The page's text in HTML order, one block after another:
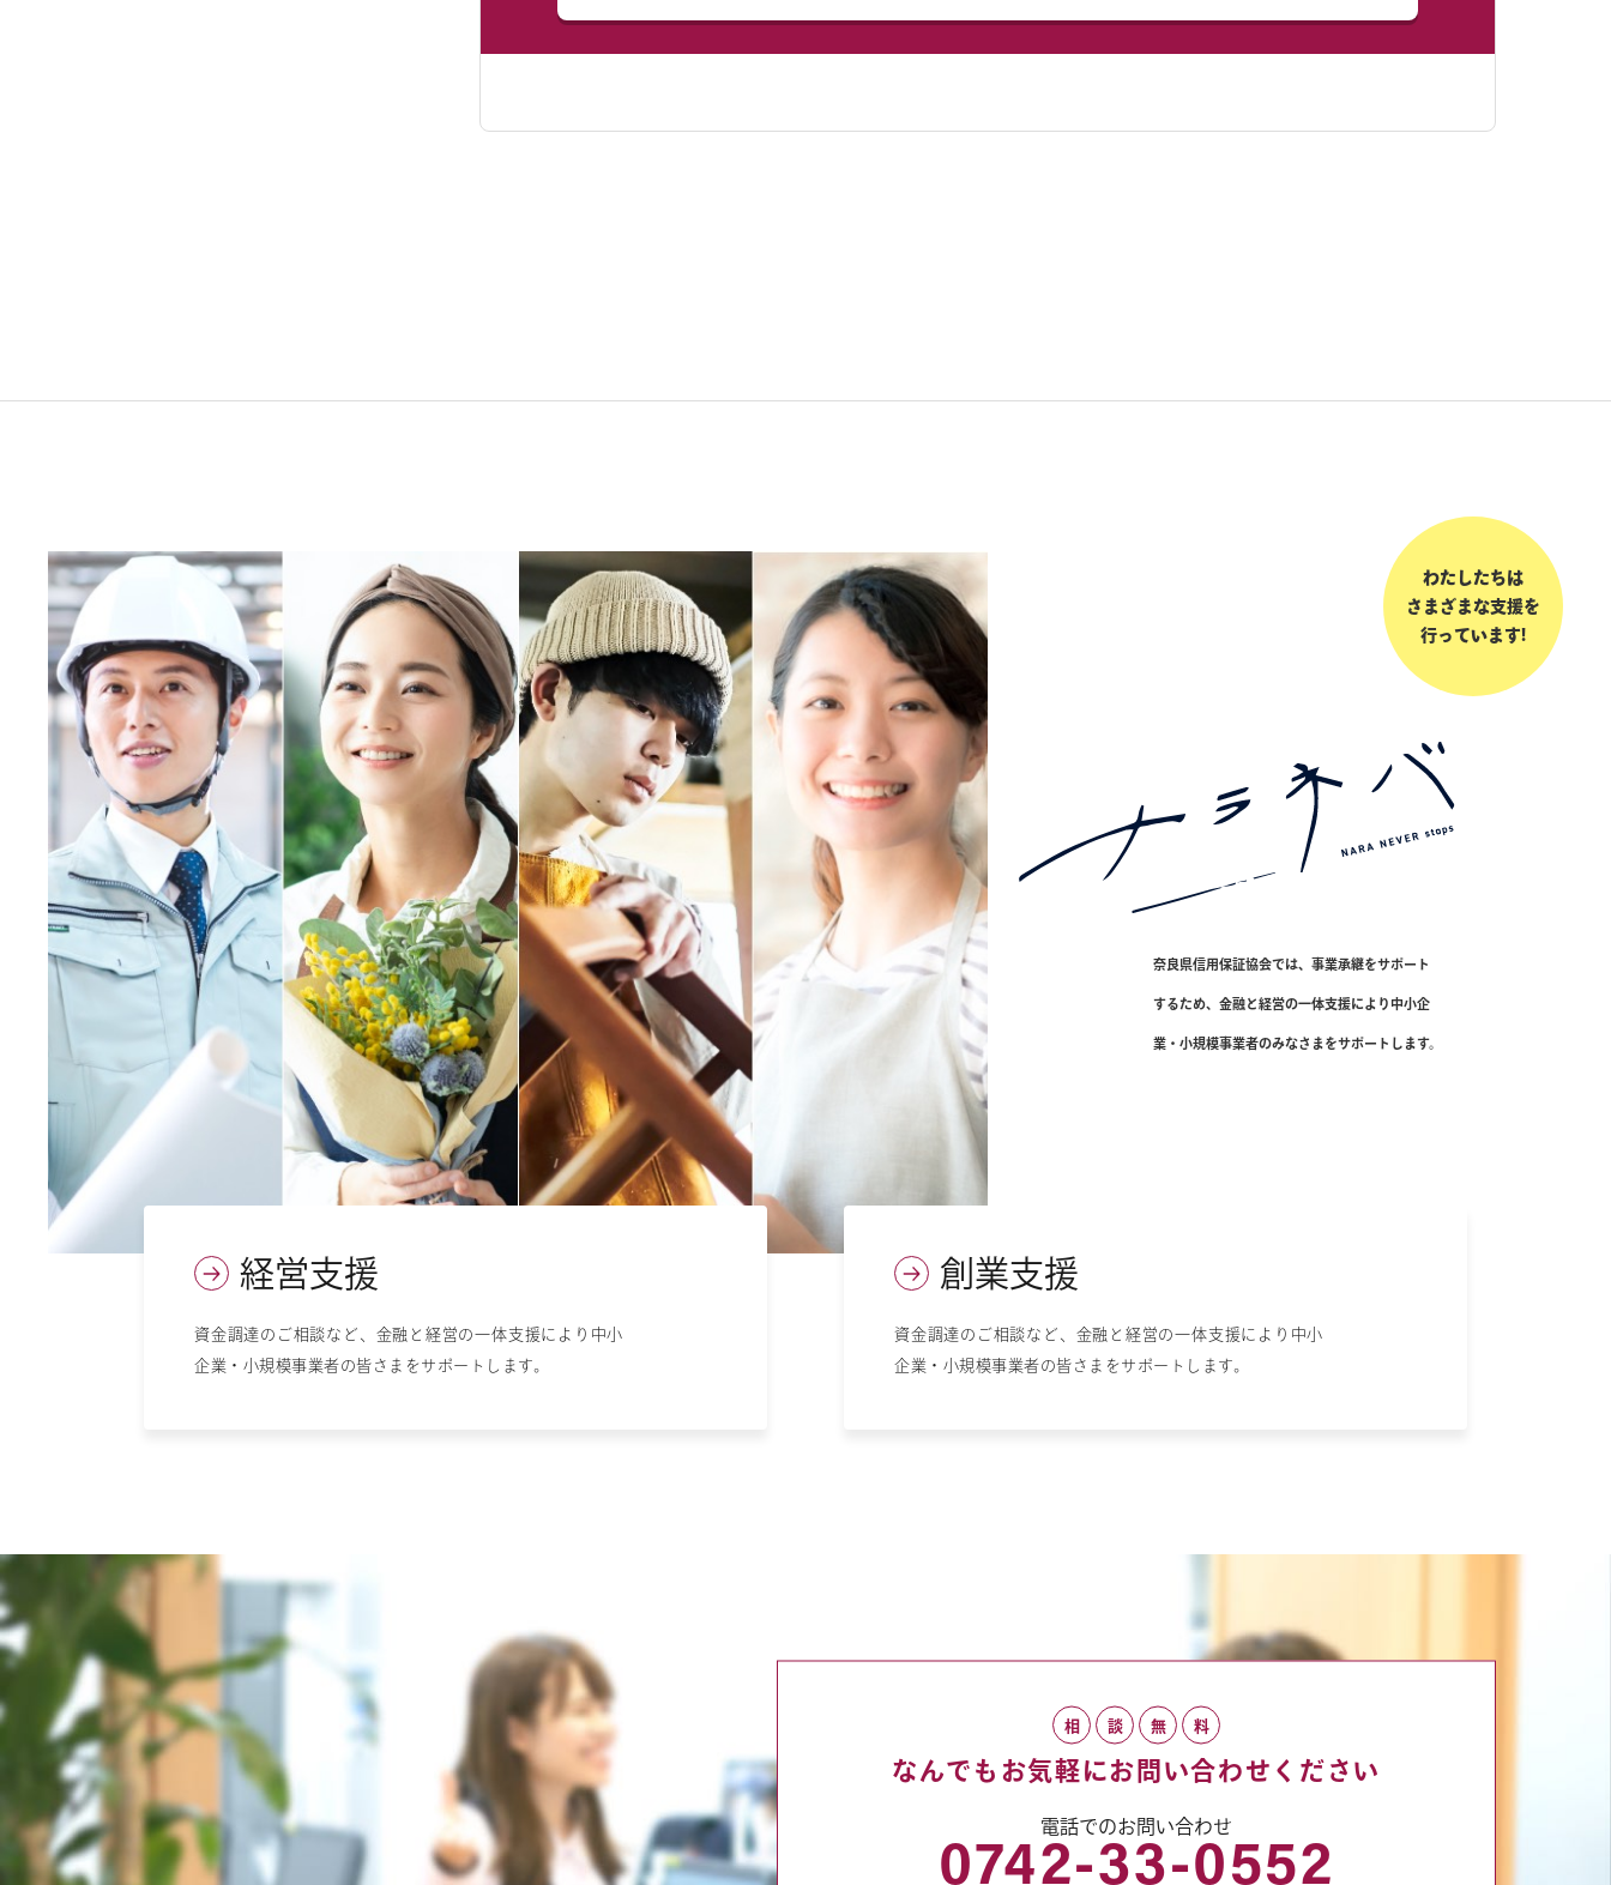
わたしたちは
さまざまな支援を
行っています!
奈良県信用保証協会では、事業承継をサポート
するため、金融と経営の一体支援により中小企
業・小規模事業者のみなさまをサポートします。
経営支援
資金調達のご相談など、金融と経営の一体支援により中小
企業・小規模事業者の皆さまをサポートします。
創業支援
資金調達のご相談など、金融と経営の一体支援により中小
企業・小規模事業者の皆さまをサポートします。
相 談 無 料
なんでも お気軽にお問い合わせください
電話でのお問い合わせ
0742-33-0552